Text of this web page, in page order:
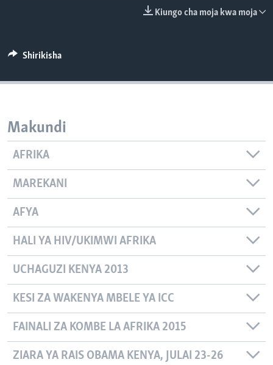
Kiungo cha moja kwa moja
Shirikisha
Makundi
AFRIKA
MAREKANI
AFYA
HALI YA HIV/UKIMWI AFRIKA
UCHAGUZI KENYA 2013
KESI ZA WAKENYA MBELE YA ICC
FAINALI ZA KOMBE LA AFRIKA 2015
ZIARA YA RAIS OBAMA KENYA, JULAI 23-26